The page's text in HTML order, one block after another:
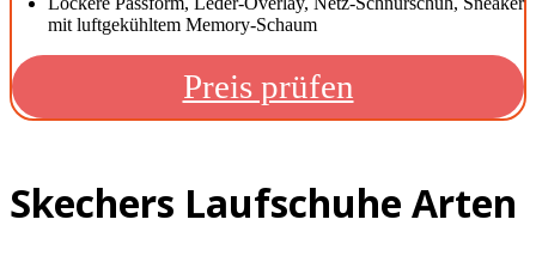
mit luftgekühltem Memory-Schaum
Preis prüfen
Skechers Laufschuhe Arten